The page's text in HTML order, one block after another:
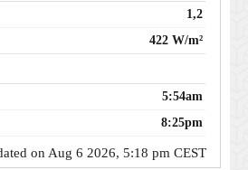
1,2
422 W/m²
5:54am
8:25pm
on Aug 6 2026, 5:18 pm CEST